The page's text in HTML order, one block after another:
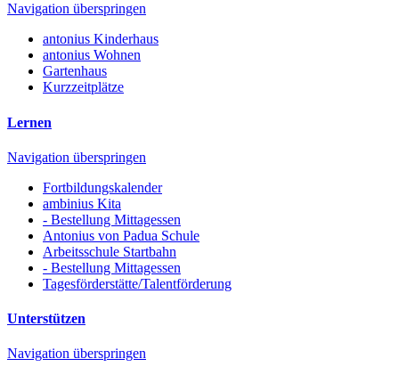
Navigation überspringen
antonius Kinderhaus
antonius Wohnen
Gartenhaus
Kurzzeitplätze
Lernen
Navigation überspringen
Fortbildungskalender
ambinius Kita
- Bestellung Mittagessen
Antonius von Padua Schule
Arbeitsschule Startbahn
- Bestellung Mittagessen
Tagesförderstätte/Talentförderung
Unterstützen
Navigation überspringen